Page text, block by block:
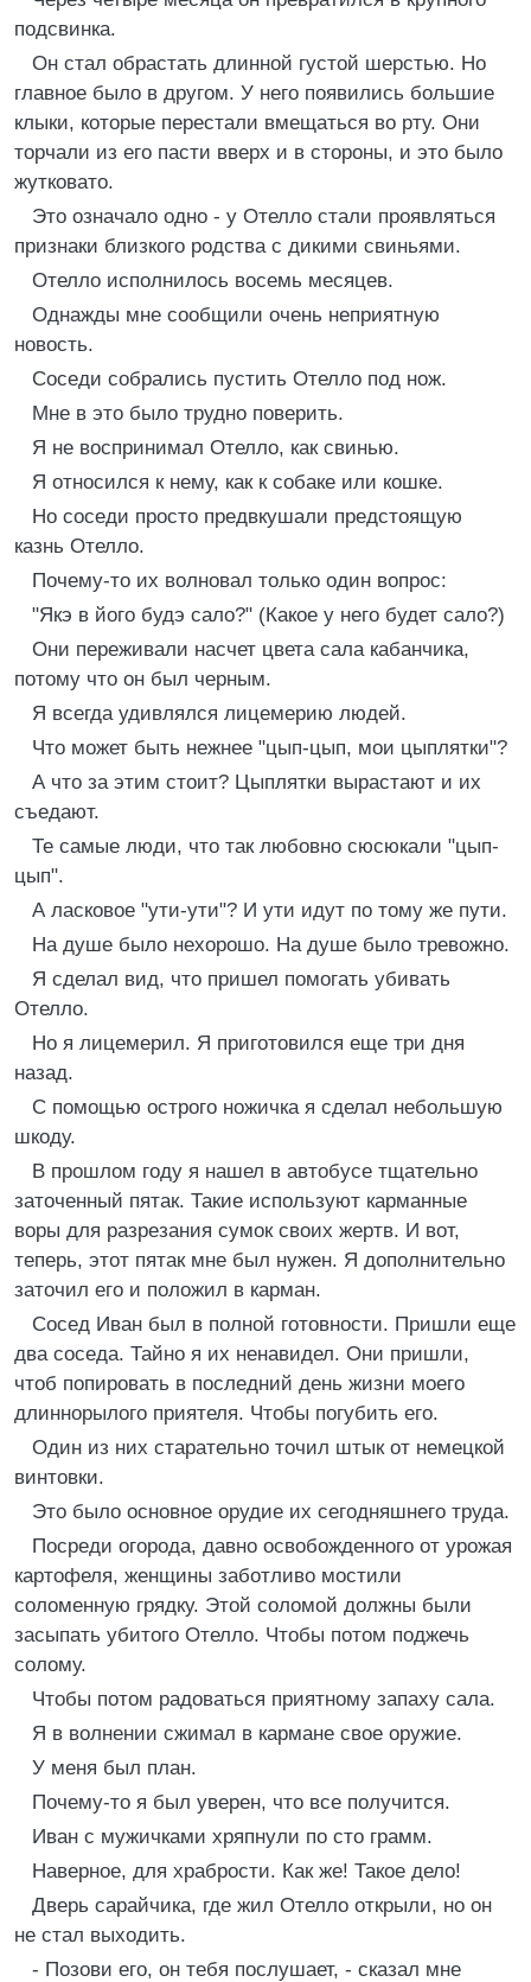
подсвинка.
Он стал обрастать длинной густой шерстью. Но
главное было в другом. У него появились большие
клыки, которые перестали вмещаться во рту. Они
торчали из его пасти вверх и в стороны, и это было
жутковато.
Это означало одно - у Отелло стали проявляться
признаки близкого родства с дикими свиньями.
Отелло исполнилось восемь месяцев.
Однажды мне сообщили очень неприятную
новость.
Соседи собрались пустить Отелло под нож.
Мне в это было трудно поверить.
Я не воспринимал Отелло, как свинью.
Я относился к нему, как к собаке или кошке.
Но соседи просто предвкушали предстоящую
казнь Отелло.
Почему-то их волновал только один вопрос:
"Якэ в його будэ сало?" (Какое у него будет сало?)
Они переживали насчет цвета сала кабанчика,
потому что он был черным.
Я всегда удивлялся лицемерию людей.
Что может быть нежнее "цып-цып, мои цыплятки"?
А что за этим стоит? Цыплятки вырастают и их
съедают.
Те самые люди, что так любовно сюсюкали "цып-
цып".
А ласковое "ути-ути"? И ути идут по тому же пути.
На душе было нехорошо. На душе было тревожно.
Я сделал вид, что пришел помогать убивать
Отелло.
Но я лицемерил. Я приготовился еще три дня
назад.
С помощью острого ножичка я сделал небольшую
шкоду.
В прошлом году я нашел в автобусе тщательно
заточенный пятак. Такие используют карманные
воры для разрезания сумок своих жертв. И вот,
теперь, этот пятак мне был нужен. Я дополнительно
заточил его и положил в карман.
Сосед Иван был в полной готовности. Пришли еще
два соседа. Тайно я их ненавидел. Они пришли,
чтоб попировать в последний день жизни моего
длиннорылого приятеля. Чтобы погубить его.
Один из них старательно точил штык от немецкой
винтовки.
Это было основное орудие их сегодняшнего труда.
Посреди огорода, давно освобожденного от урожая
картофеля, женщины заботливо мостили
соломенную грядку. Этой соломой должны были
засыпать убитого Отелло. Чтобы потом поджечь
солому.
Чтобы потом радоваться приятному запаху сала.
Я в волнении сжимал в кармане свое оружие.
У меня был план.
Почему-то я был уверен, что все получится.
Иван с мужичками хряпнули по сто грамм.
Наверное, для храбрости. Как же! Такое дело!
Дверь сарайчика, где жил Отелло открыли, но он
не стал выходить.
- Позови его, он тебя послушает, - сказал мне